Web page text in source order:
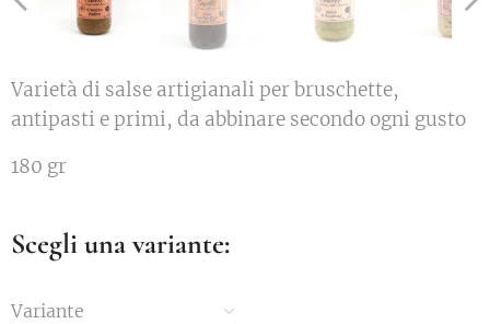
Varietà di salse artigianali per bruschette,
antipasti e primi, da abbinare secondo ogni gusto
180 gr
Scegli una variante:
Variante